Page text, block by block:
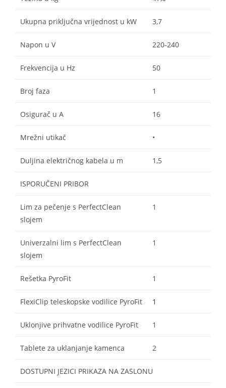
Ukupna priključna vrijednost u kW 3,7
Napon u V 220-240
Frekvencija u Hz 50
Broj faza 1
Osigurač u A 16
Mrežni utikač •
Duljina električnog kabela u m 1,5
ISPORUČENI PRIBOR
Lim za pečenje s PerfectClean
slojem
1
Univerzalni lim s PerfectClean
slojem
1
Rešetka PyroFit 1
FlexiClip teleskopske vodilice PyroFit 1
Uklonjive prihvatne vodilice PyroFit 1
Tablete za uklanjanje kamenca 2
DOSTUPNI JEZICI PRIKAZA NA ZASLONU